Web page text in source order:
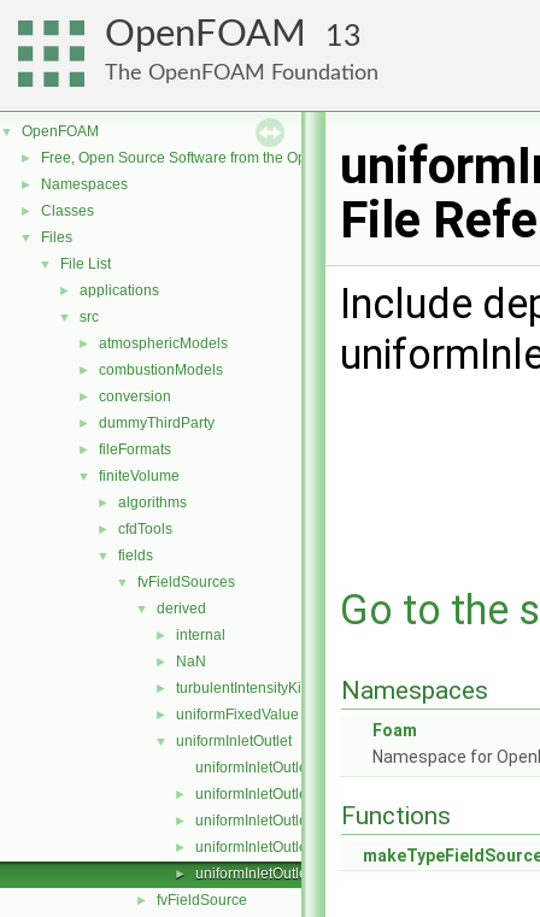
OpenFOAM 13
The OpenFOAM Foundation
▼ OpenFOAM
► Free, Open Source Software from the OpenFOAM Foundation
► Namespaces
► Classes
▼ Files
▼ File List
► applications
▼ src
► atmosphericModels
► combustionModels
► conversion
► dummyThirdParty
► fileFormats
▼ finiteVolume
► algorithms
► cfdTools
▼ fields
▼ fvFieldSources
▼ derived
► internal
► NaN
► turbulentIntensityKineticEnergy
► uniformFixedValue
▼
uniformInletOutlet
uniformInletOutletFvFieldSource.C
► uniformInletOutletFvFieldSource.H
► uniformInletOutletFvFieldSources.C
► uniformInletOutletFvFieldSources.H
► uniformInletOutletFvFieldSourcesFwd.H
► fvFieldSource
File
Include
Go to the
Namespaces
Foam
Namespace for
Functions